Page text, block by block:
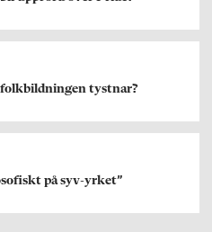
tystnar?
på syv-yrket”